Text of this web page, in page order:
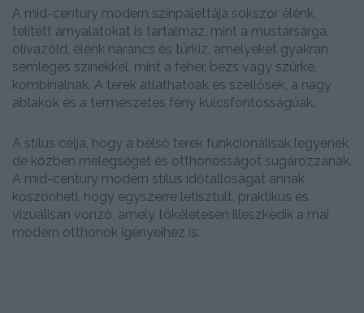
A mid-century modern színpalettája sokszor élénk,
telített árnyalatokat is tartalmaz, mint a mustársárga,
olívazöld, élénk narancs és türkiz, amelyeket gyakran
semleges színekkel, mint a fehér, bézs vagy szürke,
kombinálnak. A terek átláthatóak és szellősek, a nagy
ablakok és a természetes fény kulcsfontosságúak.
A stílus célja, hogy a belső terek funkcionálisak legyenek,
de közben melegséget és otthonosságot sugározzanak.
A mid-century modern stílus időtállóságát annak
köszönheti, hogy egyszerre letisztult, praktikus és
vizuálisan vonzó, amely tökéletesen illeszkedik a mai
modern otthonok igényeihez is.